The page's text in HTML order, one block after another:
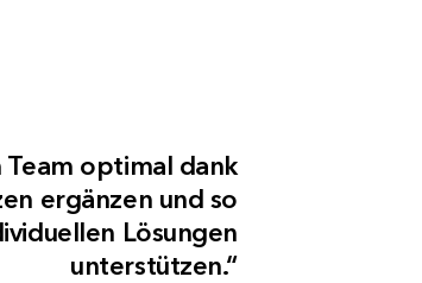
Team optimal dank
ergänzen und so
Lösungen
unterstützen.“